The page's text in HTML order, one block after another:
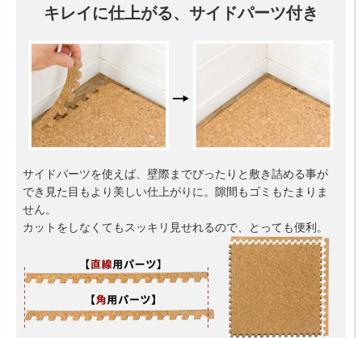
キレイに仕上がる、サイドパーツ付き
サイドパーツを使えば、壁際までぴったりと敷き詰める事が
でき見た目もより美しい仕上がりに。隙間もゴミもたまりま
せん。
カットをしなくてもスッキリ見せれるので、とっても便利。